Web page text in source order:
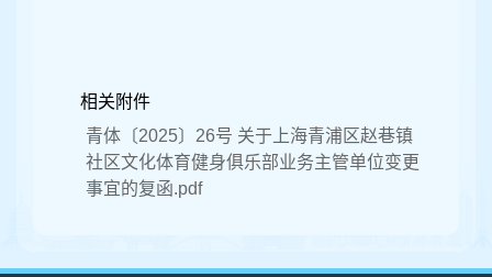
相关附件
青体〔2025〕26号 关于上海青浦区赵巷镇
社区文化体育健身俱乐部业务主管单位变更
事宜的复函.pdf